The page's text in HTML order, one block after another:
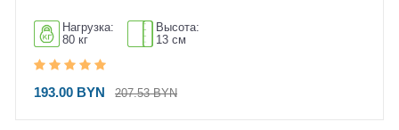
Нагрузка:
80 кг
Высота:
13 см
193.00 BYN 207.53 BYN